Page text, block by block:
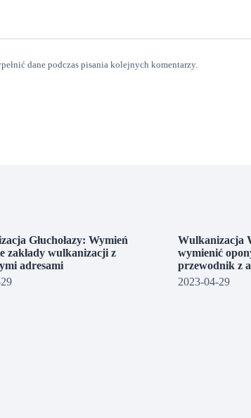
dane podczas pisania kolejnych komentarzy.
Głuchołazy: Wymień
zakłady wulkanizacji z
adresami
Wulkanizacja
wymienić
przewodnik z
2023-04-29